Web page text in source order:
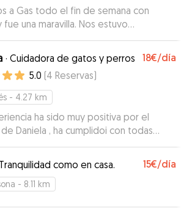
a Gas todo el fin de semana con
fue una maravilla. Nos estuvo
mandando fotos y vídeos. A pesar
a veces tiene problemas para
Miguel lo hizo todo fácil y cómodo.
contactar con él para otras
· Cuidadora de gatos y perros 18€/día
5.0 (4 Reservas)
- 4.27 km
ha sido muy positiva por el
Daniela , ha cumplidoi con todas
espectativas, incluso las ha mejorado.
nuestra mascota, mejor de lo que
totalmente recomendable ,
seguiremos confiando en ella, ha
Tranquilidad como en casa. 15€/día
- 8.11 km